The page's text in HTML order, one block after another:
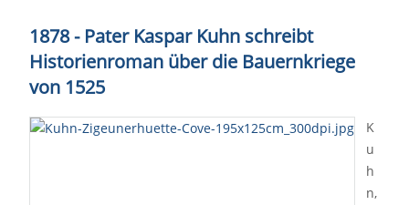
1878 - Pater Kaspar Kuhn schreibt
Historienroman über die Bauernkriege
von 1525
K
u
h
n,